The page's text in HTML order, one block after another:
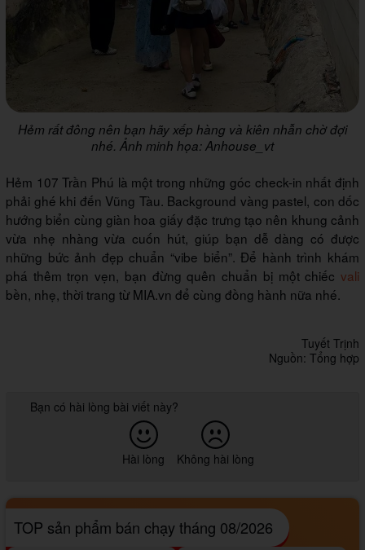
Hẻm rất đông nên bạn hãy xếp hàng và kiên nhẫn chờ đợi
nhé. Ảnh minh họa: Anhouse_vt
Hẻm 107 Trần Phú là một trong những góc check-in nhất định
phải ghé khi đến Vũng Tàu. Background vàng pastel, con dốc
hướng biển cùng giàn hoa giấy đặc trưng tạo nên khung cảnh
vừa nhẹ nhàng vừa cuốn hút, giúp bạn dễ dàng có được
những bức ảnh đẹp chuẩn “vibe biển”. Để hành trình khám
phá thêm trọn vẹn, bạn đừng quên chuẩn bị một chiếc vali
bền, nhẹ, thời trang từ MIA.vn để cùng đồng hành nữa nhé.
Tuyết Trịnh
Nguồn: Tổng hợp
Bạn có hài lòng bài viết này?
Hài lòng Không hài lòng
TOP sản phẩm bán chạy tháng 08/2026